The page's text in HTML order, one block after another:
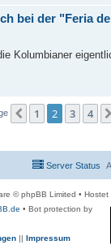
bei der "Feria
Kolumbianer
Vorherige
1 2 3 4
Server Status
© phpBB Limited • Hostet
• Bot protection by
|| Impressum